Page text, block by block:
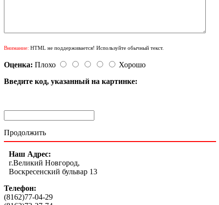
Внимание: HTML не поддерживается! Используйте обычный текст.
Оценка: Плохо
Хорошо
Введите код, указанный на картинке:
Продолжить
Наш Адрес:
г.Великий Новгород,
Воскресенский бульвар 13
Телефон:
(8162)77-04-29